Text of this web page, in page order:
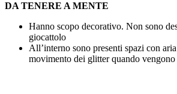
DA TENERE A MENTE
Hanno scopo decorativo. Non sono
giocattolo
All’interno sono presenti spazi con
movimento dei glitter quando vengono